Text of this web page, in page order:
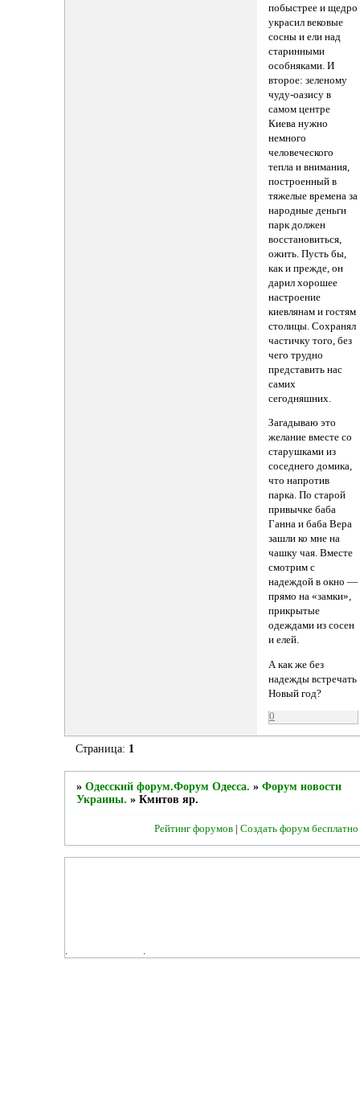
побыстрее и щедро
украсил вековые
сосны и ели над
старинными
особняками. И
второе: зеленому
чуду-оазису в
самом центре
Киева нужно
немного
человеческого
тепла и внимания,
построенный в
тяжелые времена за
народные деньги
парк должен
восстановиться,
ожить. Пусть бы,
как и прежде, он
дарил хорошее
настроение
киевлянам и гостям
столицы. Сохранял
частичку того, без
чего трудно
представить нас
самих
сегодняшних.
Загадываю это
желание вместе со
старушками из
соседнего домика,
что напротив
парка. По старой
привычке баба
Ганна и баба Вера
зашли ко мне на
чашку чая. Вместе
смотрим с
надеждой в окно —
прямо на «замки»,
прикрытые
одеждами из сосен
и елей.
А как же без
надежды встречать
Новый год?
0
Страница: 1
» Одесский форум.Форум Одесса. » Форум новости
Украины. » Кмитов яр.
Рейтинг форумов |Создать форум бесплатно
. .